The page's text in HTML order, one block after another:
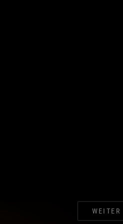
WEITER